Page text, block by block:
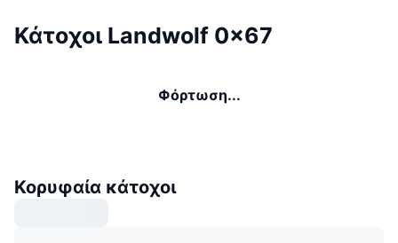
Κάτοχοι Landwolf 0x67
Φόρτωση...
Κορυφαία κάτοχοι